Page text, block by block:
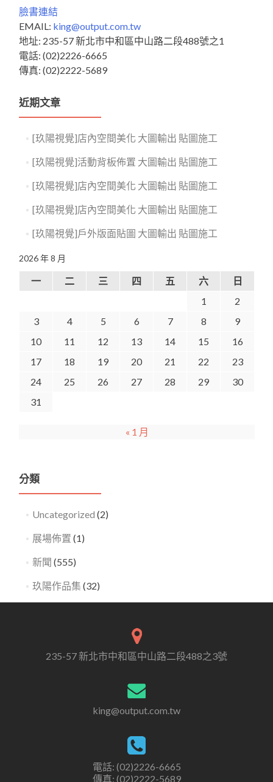
臉書連結
EMAIL: king@output.com.tw
地址: 235-57 新北市中和區中山路二段488號之1
電話: (02)2226-6665
傳真: (02)2222-5689
近期文章
[玖陽視覺]店內空間美化 大圖輸出 貼圖施工
[玖陽視覺]活動背板佈置 大圖輸出 貼圖施工
[玖陽視覺]店內空間美化 大圖輸出 貼圖施工
[玖陽視覺]店內空間美化 大圖輸出 貼圖施工
[玖陽視覺]戶外版面貼圖 大圖輸出 貼圖施工
2026 年 8 月
一 二 三 四 五 六
日
1
2
3
4 5 6 7 8
9
10
11 12 13 14 15
16
17
18 19 20 21 22
23
24
25 26 27 28 29
30
31
« 1 月
分類
Uncategorized (2)
展場佈置 (1)
新聞 (555)
玖陽作品集 (32)
235-57 新北市中和區中山路二段488之3號
king@output.com.tw
電話: (02)2226-6665
傳真: (02)2222-5689